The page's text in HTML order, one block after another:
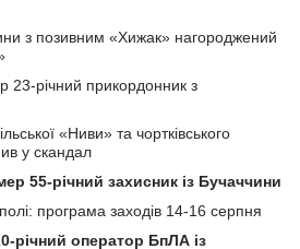
з позивним «Хижак» нагороджений
23-річний прикордонник з
«Ниви» та чортківського
у скандал
55-річний захисник із Бучаччини
програма заходів 14-16 серпня
річний оператор БпЛА із